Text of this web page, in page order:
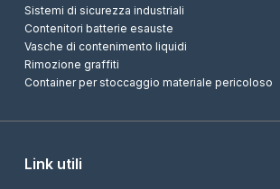
Sistemi di sicurezza industriali
Contenitori batterie esauste
Vasche di contenimento liquidi
Rimozione graffiti
Container per stoccaggio materiale pericoloso
Link utili